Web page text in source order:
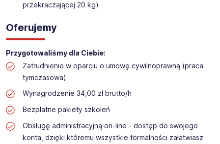
przekraczającej 20 kg)
Oferujemy
Przygotowaliśmy dla Ciebie:
Zatrudnienie w oparciu o umowę cywilnoprawną (praca
tymczasowa)
Wynagrodzenie 34,00 zł brutto/h
Bezpłatne pakiety szkoleń
Obsługę administracyjną on-line - dostęp do swojego
konta, dzięki któremu wszystkie formalności załatwiasz